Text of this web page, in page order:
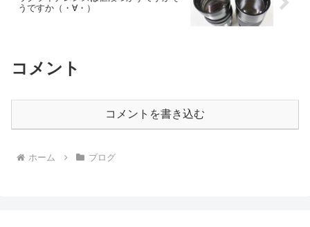
うですか（・∀・）
コメント
コメントを書き込む
ホーム ブログ